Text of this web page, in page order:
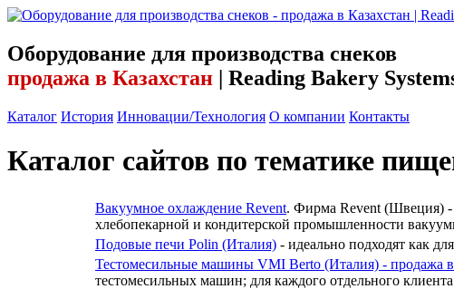
Оборудование для производства снеков
продажа в Казахстан | Reading Bakery
Каталог История Инновации/Технология О компании Контакты
Каталог сайтов по тематике
Вакуумное охлаждение Revent. Фирма Revent (Швеция) -
хлебопекарной и кондитерской промышленности
Подовые печи Polin (Италия) - идеально подходят как
Тестомесильные машины VMI Berto (Италия) - продажа в
тестомесильных машин; для каждого отдельного